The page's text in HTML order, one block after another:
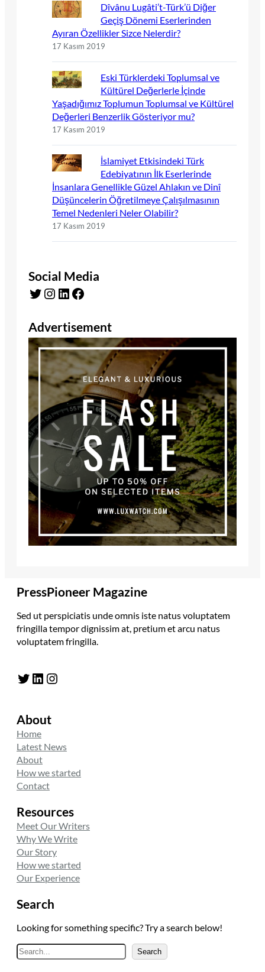
Dîvânu Lugâti’t-Türk’ü Diğer
Geçiş Dönemi Eserlerinden
Ayıran Özellikler Sizce Nelerdir?
17 Kasım 2019
Eski Türklerdeki Toplumsal ve
Kültürel Değerlerle İçinde
Yaşadığımız Toplumun Toplumsal ve Kültürel
Değerleri Benzerlik Gösteriyor mu?
17 Kasım 2019
İslamiyet Etkisindeki Türk
Edebiyatının İlk Eserlerinde
İnsanlara Genellikle Güzel Ahlakın ve Dinî
Düşüncelerin Öğretilmeye Çalışılmasının
Temel Nedenleri Neler Olabilir?
17 Kasım 2019
Social Media
Twitter Instagram LinkedIn Facebook
Advertisement
PressPioneer Magazine
Sed ut perspiciatis unde omnis iste natus voluptatem
fringilla tempor dignissim at, pretium et arcu natus
voluptatem fringilla.
Twitter LinkedIn Instagram
About
Home
Latest News
About
How we started
Contact
Resources
Meet Our Writers
Why We Write
Our Story
How we started
Our Experience
Search
Looking for something specific? Try a search below!
A
r
Search